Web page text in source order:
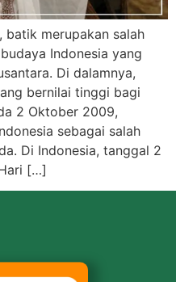
batik merupakan salah
Indonesia yang
Di dalamnya,
bernilai tinggi bagi
2 Oktober 2009,
sebagai salah
Di Indonesia, tanggal 2
[…]